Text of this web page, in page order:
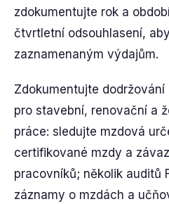
zdokumentujte rok a
čtvrtletní odsouhlasení,
zaznamenaným výdajům.
Zdokumentujte
pro stavební, renovační a
práce: sledujte mzdová
certifikované mzdy a
pracovníků; několik auditů
záznamy o mzdách a